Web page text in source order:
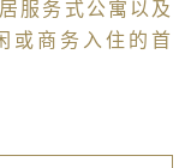
服务式公寓以及
或商务入住的首